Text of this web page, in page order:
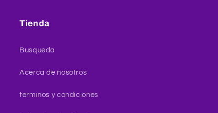
Tienda
Busqueda
Acerca de nosotros
terminos y condiciones